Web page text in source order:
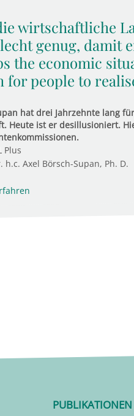
wirtschaftliche
genug, damit
the economic
for people to
hat drei Jahrzehnte lang
Heute ist er desillusioniert.
Plus
h.c. Axel Börsch-Supan, Ph. D.
PUBLIKATIONEN